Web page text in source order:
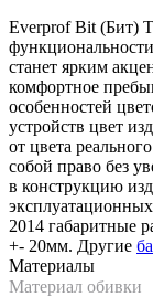
Everprof Bit (Бит)
станет ярким
комфортное
особенностей
устройств цвет
от цвета
собой право без
в конструкцию
2014 габаритные
+- 20мм. Другие
Материалы
Материал обивки